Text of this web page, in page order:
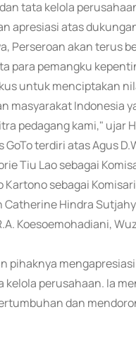
tata kelola
apresiasi atas
Perseroan akan terus
para pemangku
untuk menciptakan
Indonesia
pedagang kami," ujar
terdiri atas Agus
Tiu Lao sebagai
sebagai
Hindra
Koesoemohadiani,
pihaknya
perusahaan. Ia
dan